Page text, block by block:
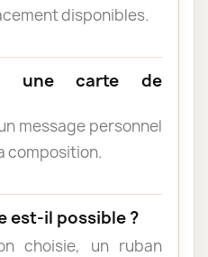
disponibles.
une carte de
message personnel
composition.
est-il possible ?
choisie, un ruban